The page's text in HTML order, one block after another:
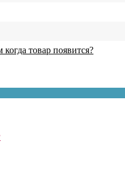
товар появится?